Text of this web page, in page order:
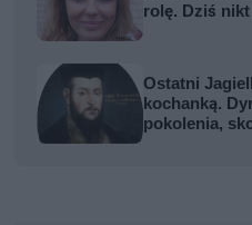
rolę. Dziś
Ostatni
kochanką.
pokolenia,